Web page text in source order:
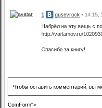
1 gusevrock • 14:15,
Набрёл на эту вещь с
http://varlamov.ru/
Спасибо за книгу!
Чтобы оставить комментарий, вы
ComForm">